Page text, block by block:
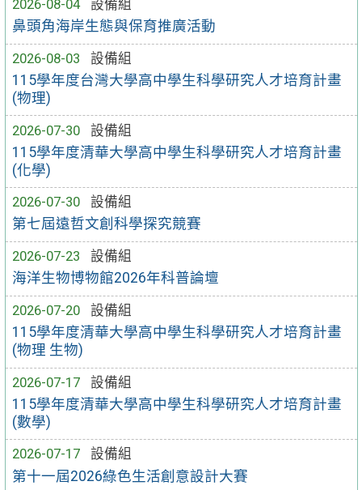
2026-08-04
設備組
鼻頭角海岸生態與保育推廣活動
2026-08-03
設備組
115學年度台灣大學高中學生科學研究人才培育計畫
(物理)
2026-07-30
設備組
115學年度清華大學高中學生科學研究人才培育計畫
(化學)
2026-07-30
設備組
第七屆遠哲文創科學探究競賽
2026-07-23
設備組
海洋生物博物館2026年科普論壇
2026-07-20
設備組
115學年度清華大學高中學生科學研究人才培育計畫
(物理 生物)
2026-07-17
設備組
115學年度清華大學高中學生科學研究人才培育計畫
(數學)
2026-07-17
設備組
第十一屆2026綠色生活創意設計大賽